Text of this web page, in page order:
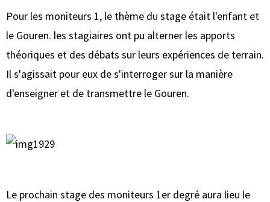
Pour les moniteurs 1, le thème du stage était l'enfant et
le Gouren. les stagiaires ont pu alterner les apports
théoriques et des débats sur leurs expériences de terrain.
Il s'agissait pour eux de s'interroger sur la manière
d'enseigner et de transmettre le Gouren.
Le prochain stage des moniteurs 1er degré aura lieu le